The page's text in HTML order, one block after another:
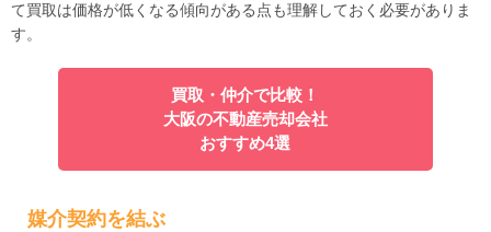
て買取は価格が低くなる傾向がある点も理解しておく必要がありま
す。
買取・仲介で比較！
大阪の不動産売却会社
おすすめ4選
媒介契約を結ぶ